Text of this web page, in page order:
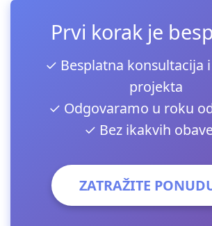
Prvi korak je
✓ Besplatna konsultacija
projekta
✓ Odgovaramo u roku
✓ Bez ikakvih
ZATRAŽITE